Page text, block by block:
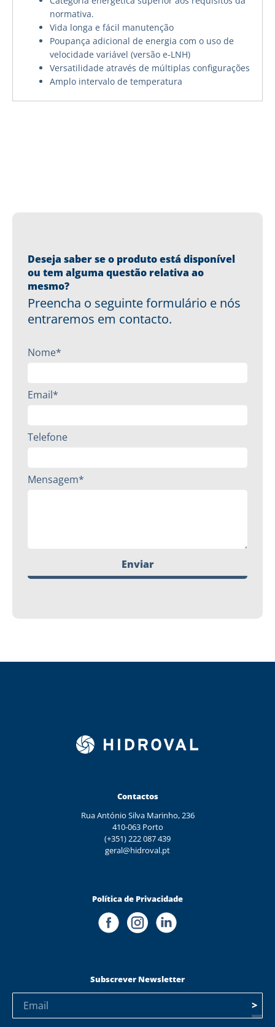
normativa.
Vida longa e fácil manutenção
Poupança adicional de energia com o uso de
velocidade variável (versão e-LNH)
Versatilidade através de múltiplas configurações
Amplo intervalo de temperatura
Deseja saber se o produto está disponível
ou tem alguma questão relativa ao
mesmo?
Preencha o seguinte formulário e nós
entraremos em contacto.
Nome*
Email*
Telefone
Mensagem*
Enviar
Contactos
Rua António Silva Marinho, 236
410-063 Porto
(+351) 222 087 439
geral@hidroval.pt
Política de Privacidade
Subscrever Newsletter
>